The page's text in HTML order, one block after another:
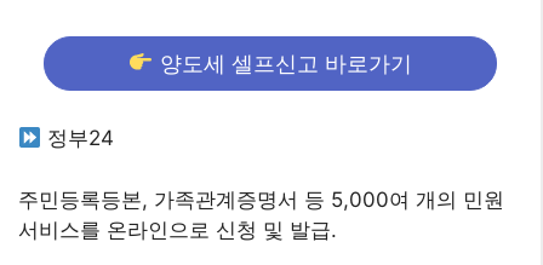
양도세 셀프신고 바로가기
정부24
주민등록등본, 가족관계증명서 등 5,000여 개의 민원
서비스를 온라인으로 신청 및 발급.